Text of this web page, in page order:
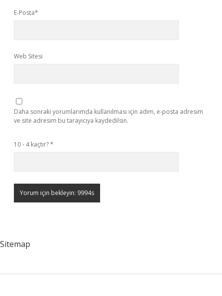
E-Posta*
Web Sitesi
Daha sonraki yorumlarımda kullanılması için adım, e-posta adresim
ve site adresim bu tarayıcıya kaydedilsin.
10 - 4 kaçtır?*
Sitemap